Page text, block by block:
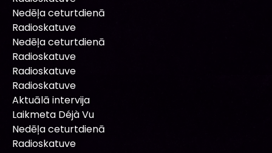
Nedēļa ceturtdienā
Radioskatuve
Nedēļa ceturtdienā
Radioskatuve
Radioskatuve
Radioskatuve
Aktuālā intervija
Laikmeta Déjà Vu
Nedēļa ceturtdienā
Radioskatuve